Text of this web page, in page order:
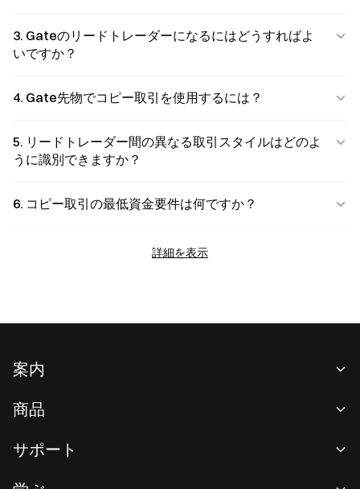
3. Gateのリードトレーダーになるにはどうすればよ
いですか？
4. Gate先物でコピー取引を使用するには？
5. リードトレーダー間の異なる取引スタイルはどのよ
うに識別できますか？
6. コピー取引の最低資金要件は何ですか？
詳細を表示
案内
ニュースルーム
F1 Oracle Red Bull Racing 公式スポンサー
商品
サポート